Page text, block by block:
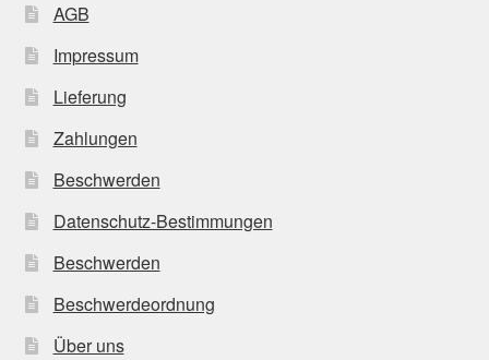
AGB
Impressum
Lieferung
Zahlungen
Beschwerden
Datenschutz-Bestimmungen
Beschwerden
Beschwerdeordnung
Über uns